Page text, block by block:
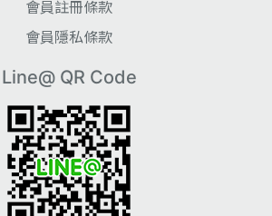
會員註冊條款
會員隱私條款
Line@ QR Code